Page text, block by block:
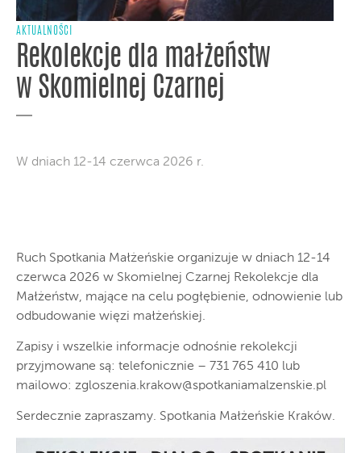
AKTUALNOŚCI
Rekolekcje dla małżeństw
w Skomielnej Czarnej
W dniach 12-14 czerwca 2026 r.
Ruch Spotkania Małżeńskie organizuje w dniach 12-14
czerwca 2026 w Skomielnej Czarnej Rekolekcje dla
Małżeństw, mające na celu pogłębienie, odnowienie lub
odbudowanie więzi małżeńskiej.
Zapisy i wszelkie informacje odnośnie rekolekcji
przyjmowane są: telefonicznie – 731 765 410 lub
mailowo: zgloszenia.krakow@spotkaniamalzenskie.pl
Serdecznie zapraszamy. Spotkania Małżeńskie Kraków.